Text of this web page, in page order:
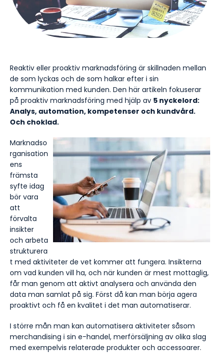
Reaktiv eller proaktiv marknadsföring är skillnaden mellan
de som lyckas och de som halkar efter i sin
kommunikation med kunden. Den här artikeln fokuserar
på proaktiv marknadsföring med hjälp av 5 nyckelord:
Analys, automation, kompetenser och kundvård.
Och choklad.
Marknadso
rganisation
ens
främsta
syfte idag
bör vara
att
förvalta
insikter
och arbeta
strukturera
t med aktiviteter de vet kommer att fungera. Insikterna
om vad kunden vill ha, och när kunden är mest mottaglig,
får man genom att aktivt analysera och använda den
data man samlat på sig. Först då kan man börja agera
proaktivt och få en kvalitet i det man automatiserar.
I större mån man kan automatisera aktiviteter såsom
merchandising i sin e-handel, merförsäljning av olika slag
med exempelvis relaterade produkter och accessoarer.